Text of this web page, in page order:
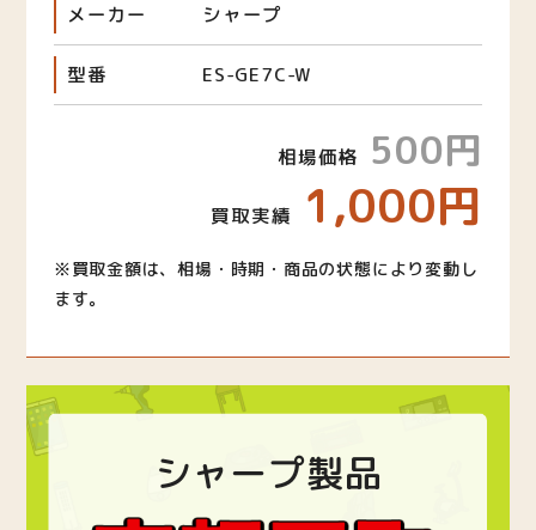
メーカー シャープ
型番 ES-GE7C-W
相場価格 500円
買取実績 1,000円
※買取金額は、相場・時期・商品の状態により変動し
ます。
シャープ製品